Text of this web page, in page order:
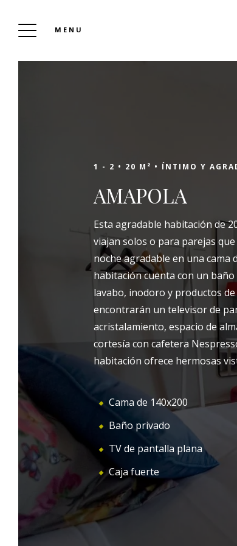
MENU
BIENVENIDA
Reservar
del centro de la ciudad, descubra el
de paz y serenidad de Clos des Oliviers.
encantadora pensión en Mirepoix le da la
bienvenida para una estancia relajante
una de sus cinco habitaciones,
de servicios de alta gama. ¡Nuestras
habitaciones en Mirepoix son el punto de
partida ideal para explorar la región!
1 - 2 • 20 M² • ÍNTIMO Y
AMAPOLA
Esta agradable habitación de
viajan solos o para parejas
noche agradable en una cama
habitación cuenta con un
lavabo, inodoro y productos
encontrarán un televisor de
acristalamiento, espacio de
cortesía con cafetera
habitación ofrece hermosas
Cama de 140x200
Baño privado
TV de pantalla plana
Caja fuerte